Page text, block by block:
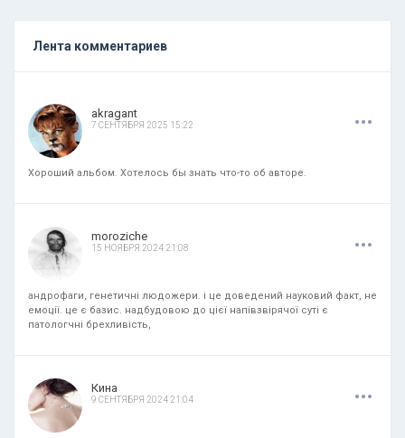
Лента комментариев
akragant
7 СЕНТЯБРЯ 2025 15:22 ...
Хороший альбом. Хотелось бы знать что-то об авторе.
moroziche
15 НОЯБРЯ 2024 21:08 ...
андрофаги, генетичні людожери. і це доведений науковий факт, не
емоції. це є базис. надбудовою до цієї напівзвірячої суті є
патологчні брехливість,
Кина
9 СЕНТЯБРЯ 2024 21:04 ...